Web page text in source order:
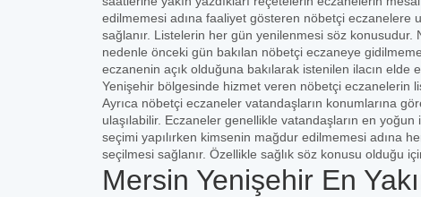
edilmemesi adına faaliyet gösteren nöbetçi eczanelere
sağlanır. Listelerin her gün yenilenmesi söz
nedenle önceki gün bakılan nöbetçi eczaneye
eczanenin açık olduğuna bakılarak istenilen ilacın elde
Yenişehir bölgesinde hizmet veren nöbetçi eczanelerin
Ayrıca nöbetçi eczaneler vatandaşların konumlarına
ulaşılabilir. Eczaneler genellikle vatandaşların en
seçimi yapılırken kimsenin mağdur edilmemesi adına
seçilmesi sağlanır. Özellikle sağlık söz konusu olduğu
Mersin Yenişehir En